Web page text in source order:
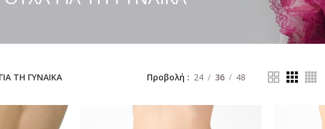
ΤΗ ΓΥΝΑΙΚΑ Προβολή 24 36 48